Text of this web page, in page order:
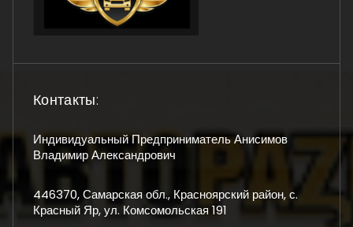
Контакты:
Индивидуальный Предприниматель Анисимов
Владимир Александрович
446370, Самарская обл., Красноярский район, с.
Красный Яр, ул. Комсомольская 191